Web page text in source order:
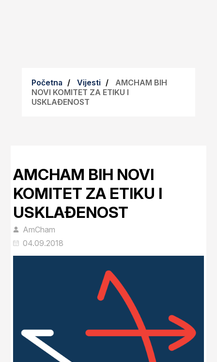
Početna Vijesti
AMCHAM BIH
NOVI KOMITET ZA ETIKU I
USKLAĐENOST
AMCHAM BIH NOVI
KOMITET ZA ETIKU I
USKLAĐENOST
AmCham
04.09.2018